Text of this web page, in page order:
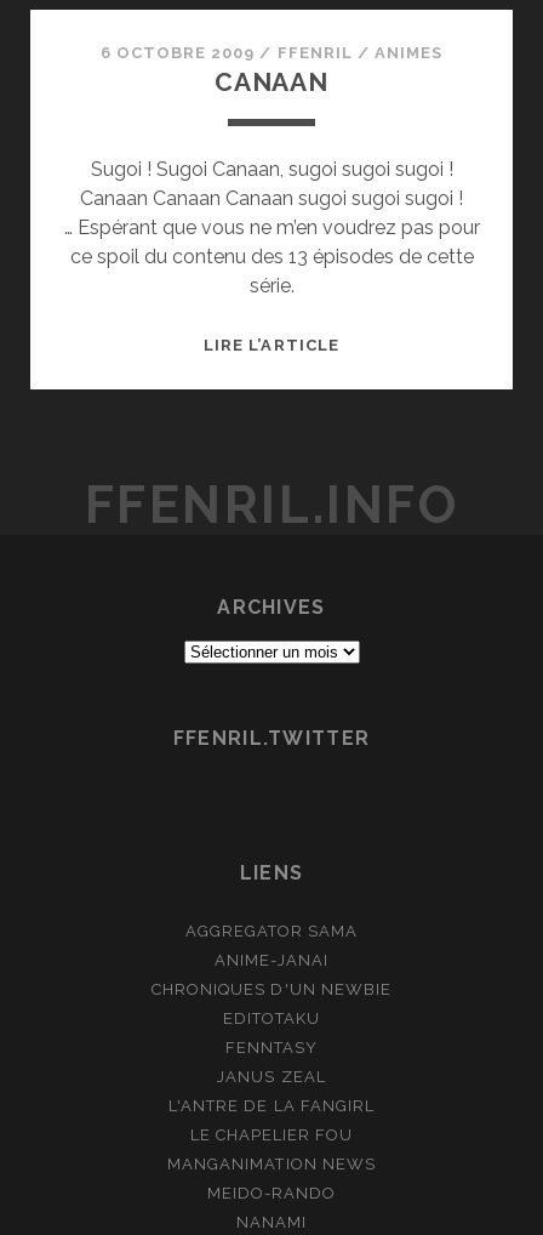
6 OCTOBRE 2009 / FFENRIL / ANIMES
CANAAN
Sugoi ! Sugoi Canaan, sugoi sugoi sugoi !
Canaan Canaan Canaan sugoi sugoi sugoi !
… Espérant que vous ne m’en voudrez pas pour
ce spoil du contenu des 13 épisodes de cette
série.
LIRE L’ARTICLECANAAN
FFENRIL.INFO
ARCHIVES
Archives
FFENRIL.TWITTER
LIENS
AGGREGATOR SAMA
ANIME-JANAI
CHRONIQUES D'UN NEWBIE
EDITOTAKU
FENNTASY
JANUS ZEAL
L'ANTRE DE LA FANGIRL
LE CHAPELIER FOU
MANGANIMATION NEWS
MEIDO-RANDO
NANAMI